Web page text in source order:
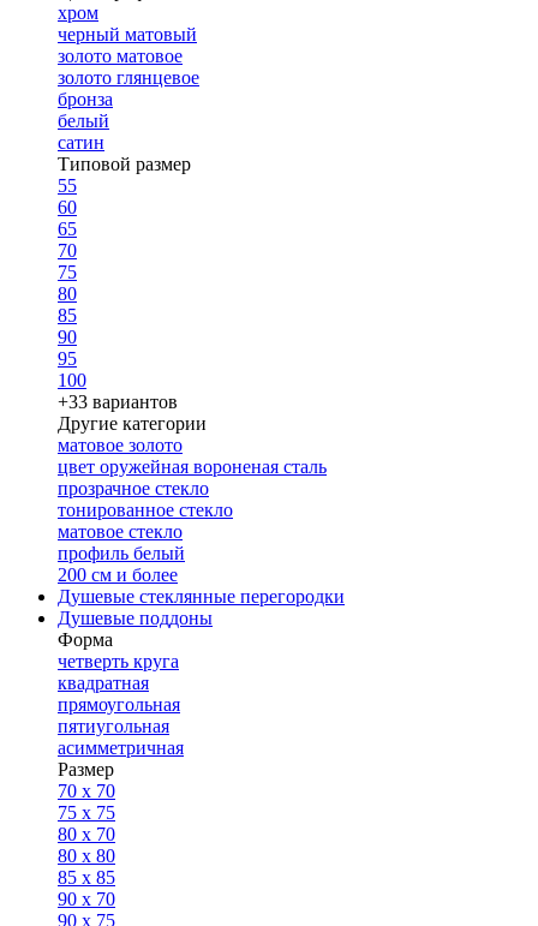
хром
черный матовый
золото матовое
золото глянцевое
бронза
белый
сатин
Типовой размер
55
60
65
70
75
80
85
90
95
100
+33 вариантов
Другие категории
матовое золото
цвет оружейная вороненая сталь
прозрачное стекло
тонированное стекло
матовое стекло
профиль белый
200 см и более
Душевые стеклянные перегородки
Душевые поддоны
Форма
четверть круга
квадратная
прямоугольная
пятиугольная
асимметричная
Размер
70 x 70
75 x 75
80 x 70
80 x 80
85 x 85
90 x 70
90 x 75